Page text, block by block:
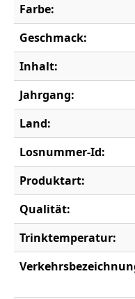
Farbe:
Geschmack:
Inhalt:
Jahrgang:
Land:
Losnummer-Id:
Produktart:
Qualität:
Trinktemperatur: